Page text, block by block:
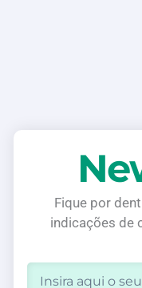
Fique por
indicações de
Email